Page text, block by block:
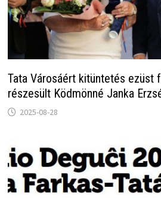
Tata Városáért kitüntetés ezüst
részesült Ködmönné Janka
2025-08-28